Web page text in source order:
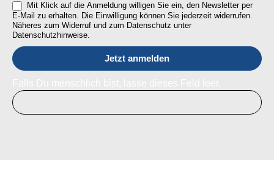
Mit Klick auf die Anmeldung willigen Sie ein, den Newsletter per
E-Mail zu erhalten. Die Einwilligung können Sie jederzeit widerrufen.
Näheres zum Widerruf und zum Datenschutz unter
Datenschutzhinweise.